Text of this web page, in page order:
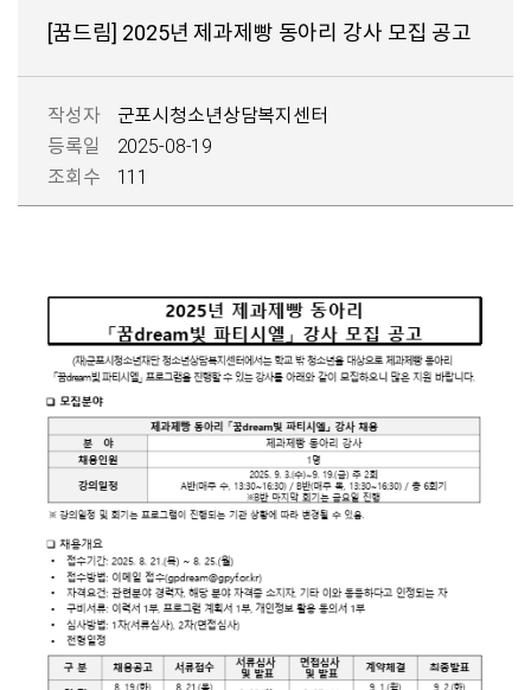
[꿈드림] 2025년 제과제빵 동아리 강사 모집 공고
작성자
군포시청소년상담복지센터
등록일
2025-08-19
조회수
111